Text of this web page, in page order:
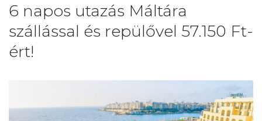
6 napos utazás Máltára
szállással és repülővel 57.150 Ft-
ért!